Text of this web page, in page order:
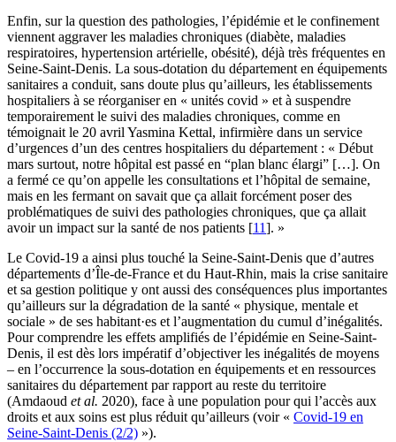
Enfin, sur la question des pathologies, l’épidémie et le confinement
viennent aggraver les maladies chroniques (diabète, maladies
respiratoires, hypertension artérielle, obésité), déjà très fréquentes en
Seine-Saint-Denis. La sous-dotation du département en équipements
sanitaires a conduit, sans doute plus qu’ailleurs, les établissements
hospitaliers à se réorganiser en « unités covid » et à suspendre
temporairement le suivi des maladies chroniques, comme en
témoignait le 20 avril Yasmina Kettal, infirmière dans un service
d’urgences d’un des centres hospitaliers du département : « Début
mars surtout, notre hôpital est passé en “plan blanc élargi” […]. On
a fermé ce qu’on appelle les consultations et l’hôpital de semaine,
mais en les fermant on savait que ça allait forcément poser des
problématiques de suivi des pathologies chroniques, que ça allait
avoir un impact sur la santé de nos patients [11]. »
Le Covid-19 a ainsi plus touché la Seine-Saint-Denis que d’autres
départements d’Île-de-France et du Haut-Rhin, mais la crise sanitaire
et sa gestion politique y ont aussi des conséquences plus importantes
qu’ailleurs sur la dégradation de la santé « physique, mentale et
sociale » de ses habitant·es et l’augmentation du cumul d’inégalités.
Pour comprendre les effets amplifiés de l’épidémie en Seine-Saint-
Denis, il est dès lors impératif d’objectiver les inégalités de moyens
– en l’occurrence la sous-dotation en équipements et en ressources
sanitaires du département par rapport au reste du territoire
(Amdaoud et al. 2020), face à une population pour qui l’accès aux
droits et aux soins est plus réduit qu’ailleurs (voir « Covid-19 en
Seine-Saint-Denis (2/2) »).